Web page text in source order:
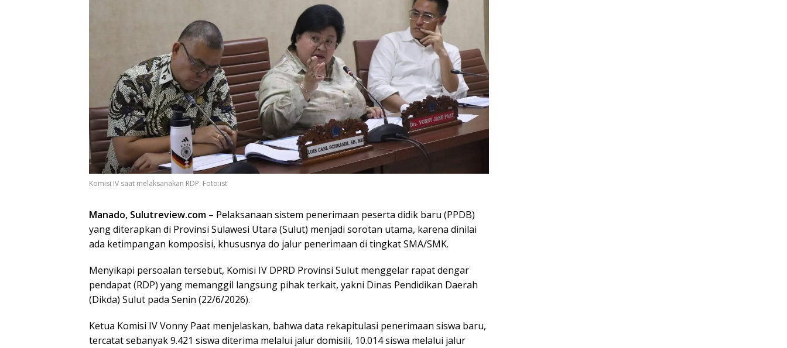
Komisi IV saat melaksanakan RDP. Foto:ist
Manado, Sulutreview.com – Pelaksanaan sistem penerimaan peserta didik baru (PPDB)
yang diterapkan di Provinsi Sulawesi Utara (Sulut) menjadi sorotan utama, karena dinilai
ada ketimpangan komposisi, khususnya do jalur penerimaan di tingkat SMA/SMK.
Menyikapi persoalan tersebut, Komisi IV DPRD Provinsi Sulut menggelar rapat dengar
pendapat (RDP) yang memanggil langsung pihak terkait, yakni Dinas Pendidikan Daerah
(Dikda) Sulut pada Senin (22/6/2026).
Ketua Komisi IV Vonny Paat menjelaskan, bahwa data rekapitulasi penerimaan siswa baru,
tercatat sebanyak 9.421 siswa diterima melalui jalur domisili, 10.014 siswa melalui jalur